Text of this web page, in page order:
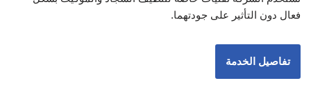
فعال دون التأثير على جودتهما.
تفاصيل الخدمة